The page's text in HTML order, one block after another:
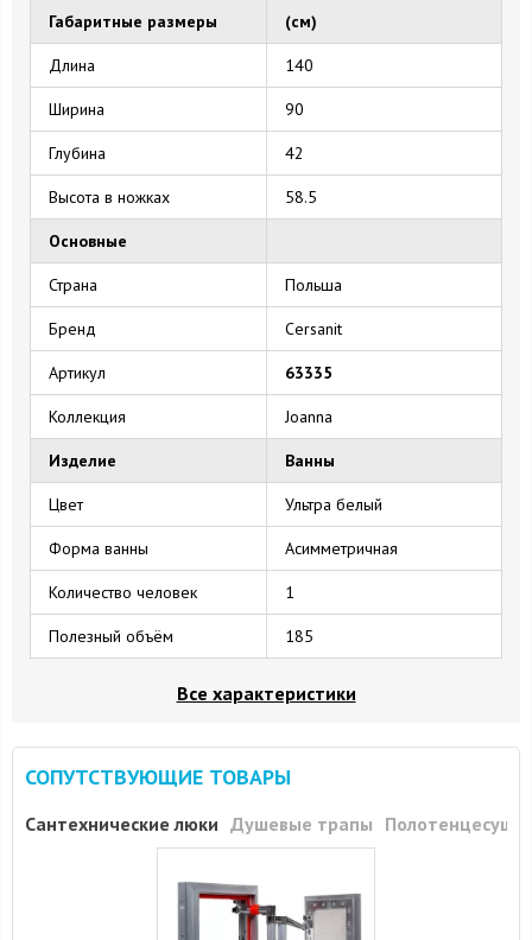
Габаритные размеры (см)
Длина 140
Ширина 90
Глубина 42
Высота в ножках 58.5
Основные
Страна Польша
Бренд Cersanit
Артикул 63335
Коллекция Joanna
Изделие Ванны
Цвет Ультра белый
Форма ванны Асимметричная
Количество человек 1
Полезный объём 185
Все характеристики
СОПУТСТВУЮЩИЕ ТОВАРЫ
Сантехнические люки Душевые трапы